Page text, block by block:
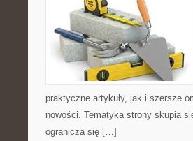
praktyczne artykuły, jak i szersze
nowości. Tematyka strony skupia
ogranicza się […]